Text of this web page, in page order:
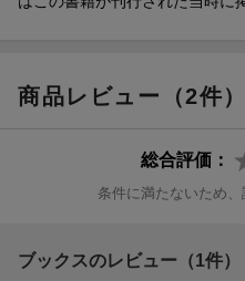
商品レビュー（2件）
総合評価：
条件に満たないため、
ブックスのレビュー（1件）